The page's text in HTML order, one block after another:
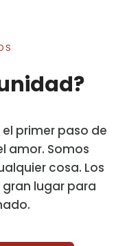
primer paso de
amor. Somos
cosa. Los
lugar para